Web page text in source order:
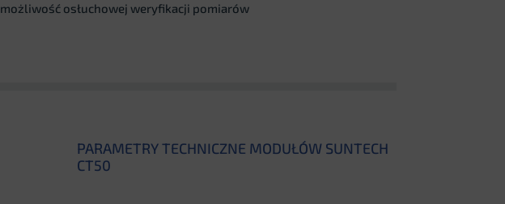
możliwość osłuchowej weryfikacji pomiarów
PARAMETRY TECHNICZNE MODUŁÓW SUNTECH
CT50